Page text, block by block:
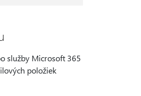
služby Microsoft 365
položiek